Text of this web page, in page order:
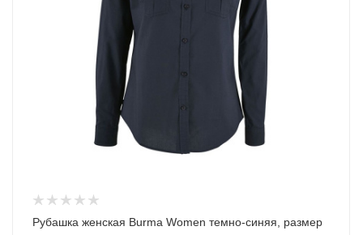
Рубашка женская Burma Women темно-синяя, размер